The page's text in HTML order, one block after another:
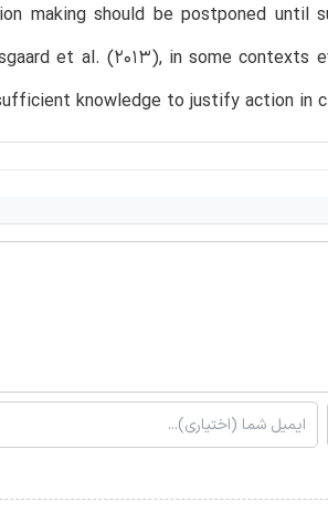
making should be postponed until
et al. (2013), in some contexts
knowledge to justify action in